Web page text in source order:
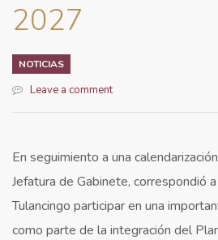
2027
NOTICIAS
Leave a comment
En seguimiento a una
Jefatura de Gabinete, correspondió
Tulancingo participar en una
como parte de la integración del